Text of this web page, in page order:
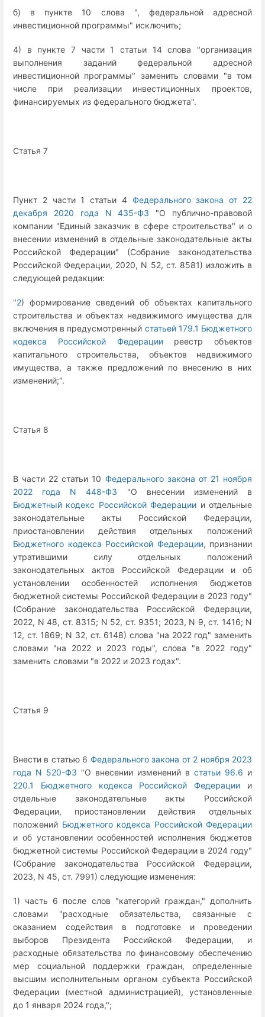
б) в пункте 10 слова ", федеральной адресной
инвестиционной программы" исключить;
4) в пункте 7 части 1 статьи 14 слова "организация
выполнения заданий федеральной адресной
инвестиционной программы" заменить словами "в том
числе при реализации инвестиционных проектов,
финансируемых из федерального бюджета".
Статья 7
Пункт 2 части 1 статьи 4 Федерального закона от 22
декабря 2020 года N 435-ФЗ "О публично-правовой
компании "Единый заказчик в сфере строительства" и о
внесении изменений в отдельные законодательные акты
Российской Федерации" (Собрание законодательства
Российской Федерации, 2020, N 52, ст. 8581) изложить в
следующей редакции:
"2) формирование сведений об объектах капитального
строительства и объектах недвижимого имущества для
включения в предусмотренный статьей 179.1 Бюджетного
кодекса Российской Федерацииреестр объектов
капитального строительства, объектов недвижимого
имущества, а также предложений по внесению в них
изменений;".
Статья 8
В части 22 статьи 10 Федерального закона от 21 ноября
2022 года N 448-ФЗ "О внесении изменений в
Бюджетный кодекс Российской Федерации и отдельные
законодательные акты Российской Федерации,
приостановлении действия отдельных положений
Бюджетного кодекса Российской Федерации, признании
утратившими силу отдельных положений
законодательных актов Российской Федерации и об
установлении особенностей исполнения бюджетов
бюджетной системы Российской Федерации в 2023 году"
(Собрание законодательства Российской Федерации,
2022, N 48, ст. 8315; N 52, ст. 9351; 2023, N 9, ст. 1416; N
12, ст. 1869; N 32, ст. 6148) слова "на 2022 год" заменить
словами "на 2022 и 2023 годы", слова "в 2022 году"
заменить словами "в 2022 и 2023 годах".
Статья 9
Внести в статью 6 Федерального закона от 2 ноября 2023
года N 520-ФЗ "О внесении изменений в статьи 96.6 и
220.1 Бюджетного кодекса Российской Федерации и
отдельные законодательные акты Российской
Федерации, приостановлении действия отдельных
положений Бюджетного кодекса Российской Федерации
и об установлении особенностей исполнения бюджетов
бюджетной системы Российской Федерации в 2024 году"
(Собрание законодательства Российской Федерации,
2023, N 45, ст. 7991) следующие изменения:
1) часть 6 после слов "категорий граждан," дополнить
словами "расходные обязательства, связанные с
оказанием содействия в подготовке и проведении
выборов Президента Российской Федерации, и
расходные обязательства по финансовому обеспечению
мер социальной поддержки граждан, определенные
высшим исполнительным органом субъекта Российской
Федерации (местной администрацией), установленные
до 1 января 2024 года,";